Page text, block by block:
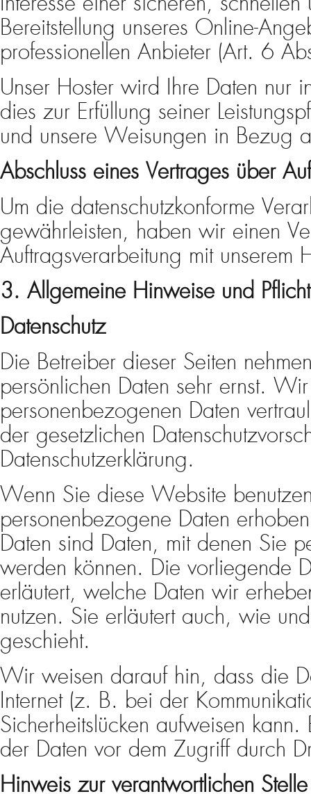
Bereitstellung unseres Online-
professionellen Anbieter (Art. 6
Unser Hoster wird Ihre Daten nur
dies zur Erfüllung seiner
und unsere Weisungen in Bezug
Abschluss eines Vertrages über
Um die datenschutzkonforme
gewährleisten, haben wir einen
Auftragsverarbeitung mit unserem
3. Allgemeine Hinweise und
Datenschutz
Die Betreiber dieser Seiten
persönlichen Daten sehr ernst.
personenbezogenen Daten
der gesetzlichen
Datenschutzerklärung.
Wenn Sie diese Website
personenbezogene Daten
Daten sind Daten, mit denen Sie
werden können. Die vorliegende
erläutert, welche Daten wir
nutzen. Sie erläutert auch, wie
geschieht.
Wir weisen darauf hin, dass die
Internet (z. B. bei der
Sicherheitslücken aufweisen kann.
der Daten vor dem Zugriff durch
Hinweis zur verantwortlichen Stelle